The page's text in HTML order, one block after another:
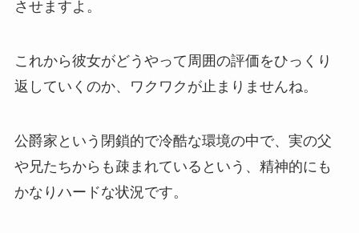
させますよ。
これから彼女がどうやって周囲の評価をひっくり
返していくのか、ワクワクが止まりませんね。
公爵家という閉鎖的で冷酷な環境の中で、実の父
や兄たちからも疎まれているという、精神的にも
かなりハードな状況です。